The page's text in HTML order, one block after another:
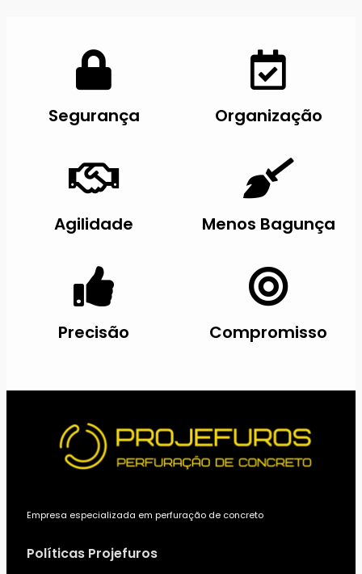
Segurança Organização
Agilidade Menos Bagunça
Precisão Compromisso
Empresa especializada em perfuração de concreto
Políticas Projefuros